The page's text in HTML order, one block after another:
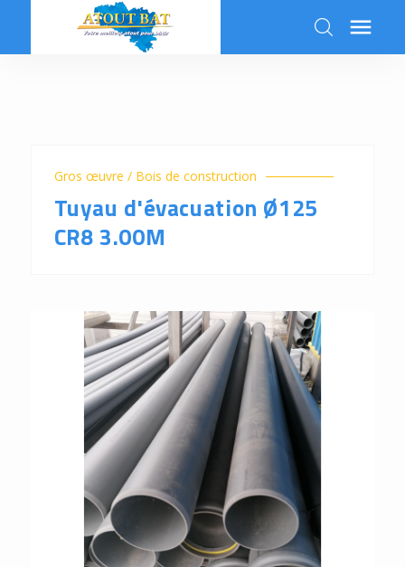
k 
Gros œuvre / Bois de construction
Tuyau d'évacuation Ø125
CR8 3.00M